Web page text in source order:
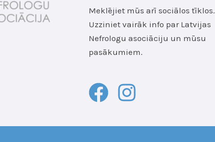
Meklējiet mūs arī sociālos tīklos.
Uzziniet vairāk info par Latvijas
Nefrologu asociāciju un mūsu
pasākumiem.